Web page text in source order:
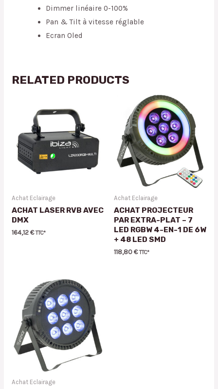
Dimmer linéaire 0-100%
Pan & Tilt à vitesse réglable
Ecran Oled
RELATED PRODUCTS
Achat Eclairage
ACHAT LASER RVB AVEC
DMX
164,12€ TTC*
Achat Eclairage
ACHAT PROJECTEUR
PAR EXTRA-PLAT – 7
LED RGBW 4-EN-1 DE 6W
+ 48 LED SMD
118,80€ TTC*
Achat Eclairage